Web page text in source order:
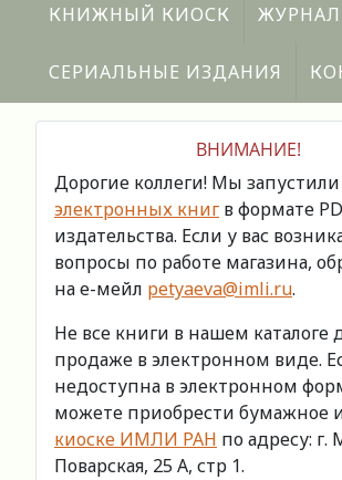
КНИЖНЫЙ КИОСК
СЕРИАЛЬНЫЕ ИЗДАНИЯ
ВНИМАНИЕ!
Дорогие коллеги! Мы запустили
электронных книг в формате
издательства. Если у вас
вопросы по работе магазина,
на е-мейл petyaeva@imli.ru.
Не все книги в нашем каталоге
продаже в электронном виде.
недоступна в электронном
можете приобрести бумажное
киоске ИМЛИ РАН по адресу: г.
Поварская, 25 А, стр 1.